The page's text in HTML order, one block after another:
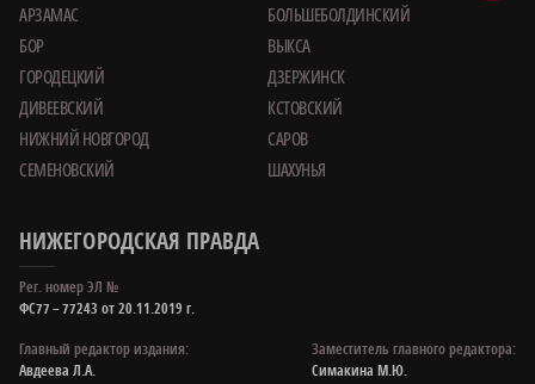
АРЗАМАС
БОЛЬШЕБОЛДИНСКИЙ
БОР
ВЫКСА
ГОРОДЕЦКИЙ
ДЗЕРЖИНСК
ДИВЕЕВСКИЙ
КСТОВСКИЙ
НИЖНИЙ НОВГОРОД
САРОВ
СЕМЕНОВСКИЙ
ШАХУНЬЯ
НИЖЕГОРОДСКАЯ ПРАВДА
Рег. номер ЭЛ №
ФС77 – 77243 от 20.11.2019 г.
Главный редактор издания:
Авдеева Л.А.
Заместитель главного редактора:
Симакина М.Ю.